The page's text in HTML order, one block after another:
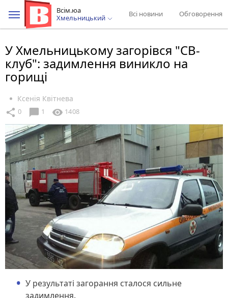
Всім.юа
Хмельницький
Всі новини Обговорення
У Хмельницькому загорівся "СВ-
клуб": задимлення виникло на
горищі
Ксенія Квітнева
share 0 chat_bubble 1 visibility 1408
У результаті загорання сталося сильне
задимлення.